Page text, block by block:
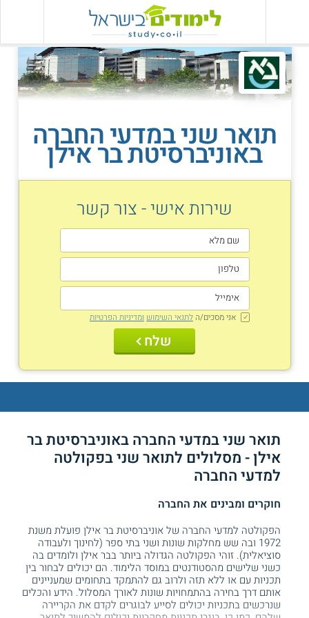
תואר שני במדעי החברה
באוניברסיטת בר אילן
שירות אישי - צור קשר
אני מסכים/ה לתנאי השימוש ומדיניות הפרטיות
שלח
תואר שני במדעי החברה באוניברסיטת בר
אילן - מסלולים לתואר שני בפקולטה
למדעי החברה
חוקרים ומבינים את החברה
הפקולטה למדעי החברה של אוניברסיטת בר אילן פועלת משנת
1972 ובה שש מחלקות שונות ושני בתי ספר (לחינוך ולעבודה
סוציאלית). זוהי הפקולטה הגדולה ביותר בבר אילן ולומדים בה
כשני שלישים מהסטודנטים במוסד הלימוד. הם יכולים לבחור בין
תכניות עם או ללא תזה ולרוב גם להתמקד בתחומים שמעניינים
אותם דרך בחירה בהתמחויות שונות לאורך המסלול. הידע והכלים
שנרכשים בתכניות יכולים לסייע לבוגרים לקדם את הקריירה